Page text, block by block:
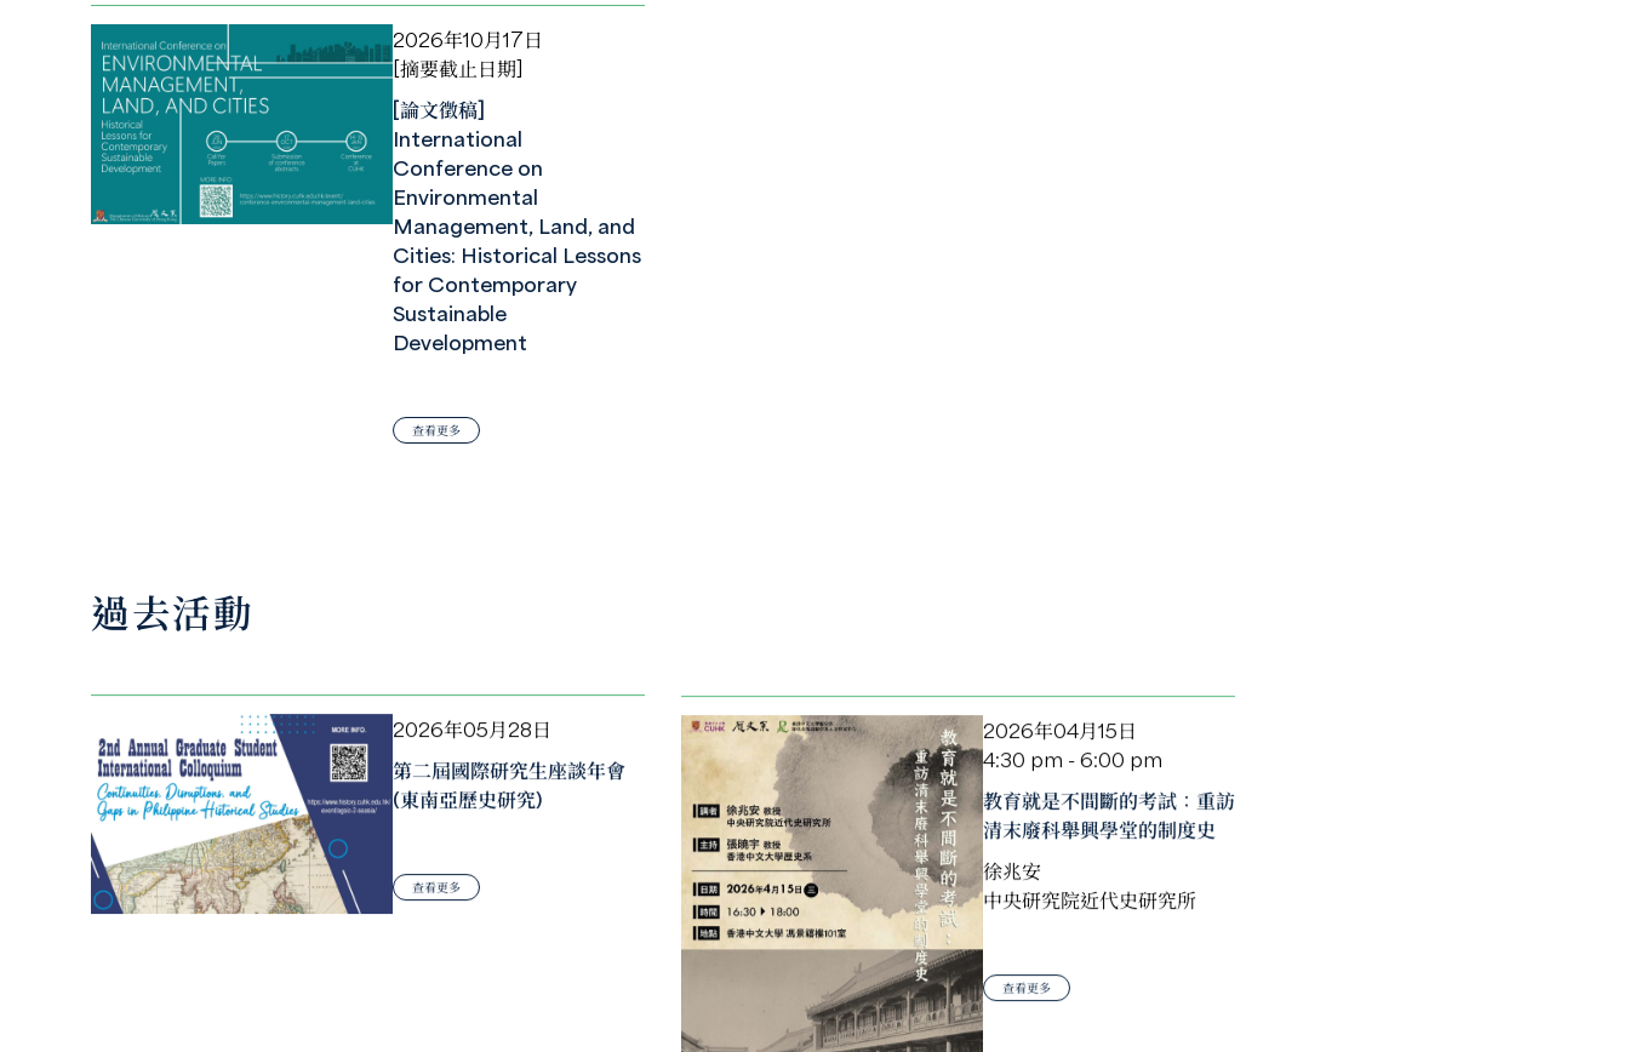
2026年10月17日
[摘要截止日期]
[論文徵稿]
International
Conference on
Environmental
Management, Land, and
Cities: Historical Lessons
for Contemporary
Sustainable
Development
查看更多
過去活動
2026年05月28日
第二屆國際研究生座談年會
(東南亞歷史研究)
查看更多
2026年04月15日
4:30 pm - 6:00 pm
教育就是不間斷的考試：重訪
清末廢科舉興學堂的制度史
徐兆安
中央研究院近代史研究所
查看更多